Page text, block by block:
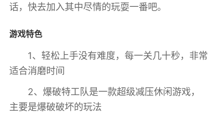
话，快去加入其中尽情的玩耍一番吧。
游戏特色
1、轻松上手没有难度，每一关几十秒，非常
适合消磨时间
2、爆破特工队是一款超级减压休闲游戏，
主要是爆破破坏的玩法